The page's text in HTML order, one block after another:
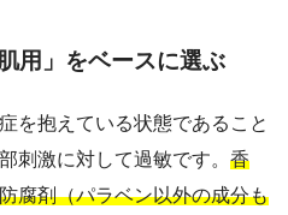
用」をベースに選ぶ
を抱えている状態であること
刺激に対して過敏です。 香
腐剤（パラベン以外の成分も